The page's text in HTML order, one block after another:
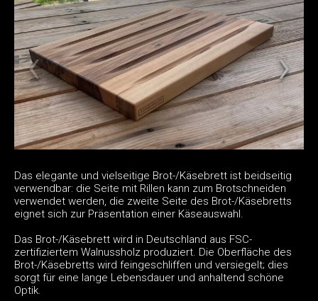
Das elegante und vielseitige Brot-/Käsebrett ist beidseitig
verwendbar: die Seite mit Rillen kann zum Brotschneiden
verwendet werden, die zweite Seite des Brot-/Käsebretts
eignet sich zur Präsentation einer Käseauswahl.
Das Brot-/Käsebrett wird in Deutschland aus FSC-
zertifiziertem Walnussholz produziert. Die Oberfläche des
Brot-/Käsebretts wird feingeschliffen und versiegelt; dies
sorgt für eine lange Lebensdauer und anhaltend schöne
Optik.